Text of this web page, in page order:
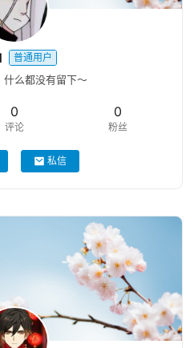
普通用户
什么都没有留下～
0
评论
0
粉丝
私信